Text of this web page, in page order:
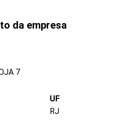
da empresa
7
UF
RJ